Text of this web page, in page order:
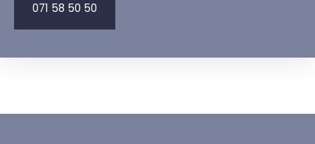
071 58 50 50